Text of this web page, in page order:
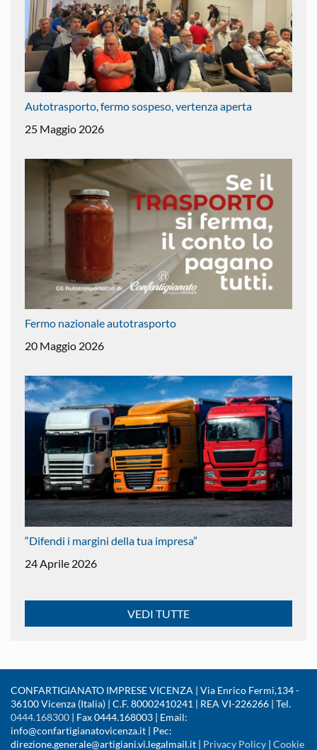
Autotrasporto, fermo sospeso, vertenza aperta
25 Maggio 2026
Fermo nazionale autotrasporto
20 Maggio 2026
“Difendi i margini della tua impresa”
24 Aprile 2026
VEDI TUTTE
CONFARTIGIANATO IMPRESE VICENZA | Via Enrico Fermi,134 -
36100 Vicenza (Italia) | C.F. 80002410241 | REA VI-226266 | Tel.
0444.168300 | Fax 0444.168003 | Email:
info@confartigianatovicenza.it | Pec:
direzione.generale@artigiani.vi.legalmail.it | Privacy Policy | Cookie